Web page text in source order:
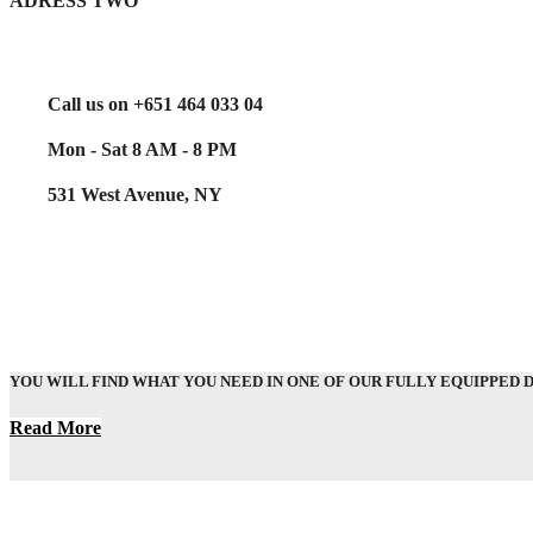
Call us on +651 464 033 04
Mon - Sat 8 AM - 8 PM
531 West Avenue, NY
YOU WILL FIND WHAT YOU NEED IN ONE OF OUR FULLY EQUIPPED
Read More